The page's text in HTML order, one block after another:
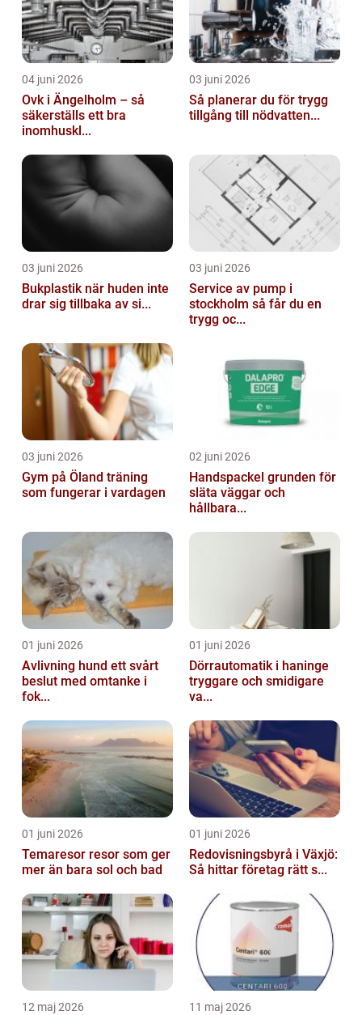
04 juni 2026
Ovk i Ängelholm – så
säkerställs ett bra
inomhuskl...
03 juni 2026
Så planerar du för trygg
tillgång till nödvatten...
03 juni 2026
Bukplastik när huden inte
drar sig tillbaka av si...
03 juni 2026
Service av pump i
stockholm så får du en
trygg oc...
03 juni 2026
Gym på Öland träning
som fungerar i vardagen
02 juni 2026
Handspackel grunden för
släta väggar och
hållbara...
01 juni 2026
Avlivning hund ett svårt
beslut med omtanke i
fok...
01 juni 2026
Dörrautomatik i haninge
tryggare och smidigare
va...
01 juni 2026
Temaresor resor som ger
mer än bara sol och bad
01 juni 2026
Redovisningsbyrå i Växjö:
Så hittar företag rätt s...
12 maj 2026 11 maj 2026